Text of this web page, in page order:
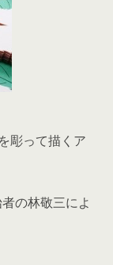
彫って描くア
の林敬三によ